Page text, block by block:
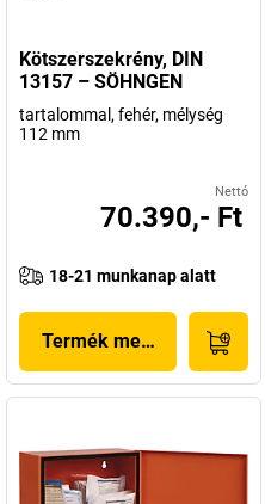
Kötszerszekrény, DIN
13157 – SÖHNGEN
tartalommal, fehér, mélység
112 mm
Nettó
70.390,- Ft
18-21 munkanap alatt
Termék megjelenítése